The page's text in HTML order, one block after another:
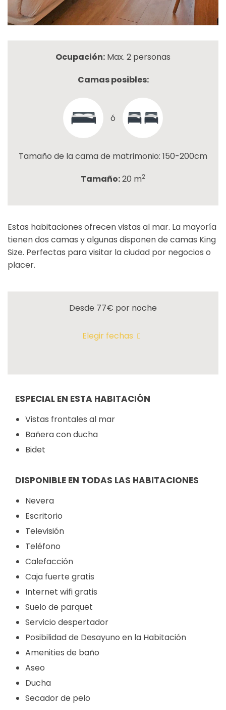
Ocupación: Max. 2 personas
Camas posibles:
ó
Tamaño de la cama de matrimonio: 150-200cm
Tamaño:20 m2
Estas habitaciones ofrecen vistas al mar. La mayoría
tienen dos camas y algunas disponen de camas King
Size. Perfectas para visitar la ciudad por negocios o
placer.
Desde 77€ por noche
Elegir fechas
ESPECIAL EN ESTA HABITACIÓN
Vistas frontales al mar
Bañera con ducha
Bidet
DISPONIBLE EN TODAS LAS HABITACIONES
Nevera
Escritorio
Televisión
Teléfono
Calefacción
Caja fuerte gratis
Internet wifi gratis
Suelo de parquet
Servicio despertador
Posibilidad de Desayuno en la Habitación
Amenities de baño
Aseo
Ducha
Secador de pelo